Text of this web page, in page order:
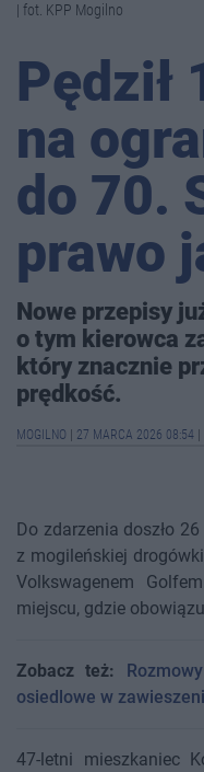
| fot. KPP Mogilno
Pędził
na
do 70.
prawo
Nowe przepisy
o tym kierowca
który znacznie
prędkość.
MOGILNO 27 MARCA 2026 08:54
Do zdarzenia doszło
z mogileńskiej
Volkswagenem
miejscu, gdzie
Zobacz też:
osiedlowe w
47-letni mieszkaniec